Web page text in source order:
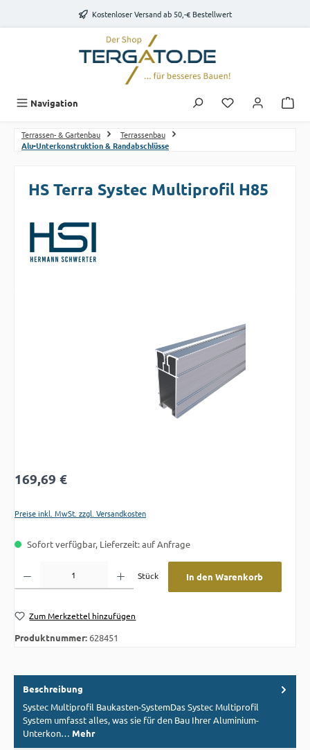
Zum Hauptinhalt springenKostenloser Versand ab 50,-€ Bestellwert
Navigation Du hast 0
Terrassen- & Gartenbau
Terrassenbau
Alu-Unterkonstruktion & Randabschlüsse
HS Terra Systec Multiprofil H85
Regulärer Preis:
169,69 €
Preise inkl. MwSt. zzgl. Versandkosten
Sofort verfügbar, Lieferzeit: auf Anfrage
Stück
In den Warenkorb
Zum Merkzettel hinzufügen
Produktnummer:628451
Beschreibung
Systec Multiprofil Baukasten-SystemDas Systec Multiprofil
System umfasst alles, was sie für den Bau Ihrer Aluminium-
Unterkon… Mehr